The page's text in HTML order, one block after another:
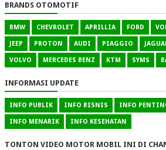
BRANDS OTOMOTIF
BMW CHEVROLET APRILLIA FORD
JEEP PROTON AUDI PIAGGIO
VOLVO MERCEDES BENZ KTM SYMS
INFORMASI UPDATE
INFO PUBLIK INFO BISNIS INFO
INFO MENARIK INFO KESEHATAN
TONTON VIDEO MOTOR MOBIL INI DI